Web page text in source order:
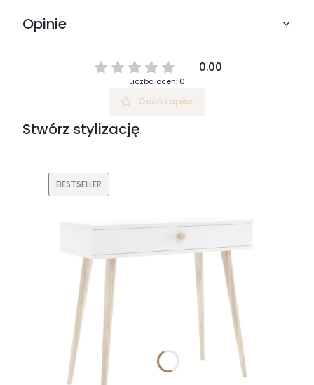
Opinie
0.00
Liczba ocen: 0
Oceń i opisz
Stwórz stylizację
BESTSELLER